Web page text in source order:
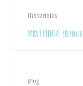
Materiales
PARA Y PIENSA:
Blog